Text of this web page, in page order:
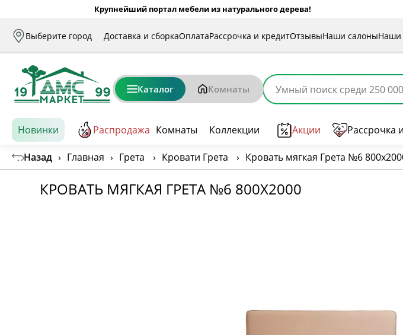
Крупнейший портал мебели из натурального дерева!
Выберите город Доставка и сборкаОплатаРассрочка и кредитОтзывыНаши салоныНаши
Каталог Комнаты
Новинки Распродажа Комнаты Коллекции Акции Рассрочка
Назад › Главная › Грета › Кровати Грета › Кровать мягкая Грета №6
КРОВАТЬ МЯГКАЯ ГРЕТА №6 800Х2000